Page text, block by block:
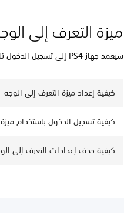
ميزة التعرف إلى
سيعمد جهاز PS4 إلى تسجيل الدخول تلقائيًا باستخدام المستخدم المحلي الخاص بك عندما يتعرف إليك.
كيفية إعداد ميزة التعرف إلى الوجه
كيفية تسجيل الدخول باستخدام
كيفية حذف إعدادات التعرف إلى